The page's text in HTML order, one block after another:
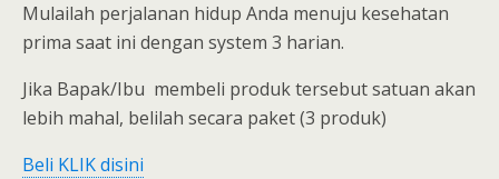
Mulailah perjalanan hidup Anda menuju kesehatan
prima saat ini dengan system 3 harian.
Jika Bapak/Ibu membeli produk tersebut satuan akan
lebih mahal, belilah secara paket (3 produk)
Beli KLIK disini